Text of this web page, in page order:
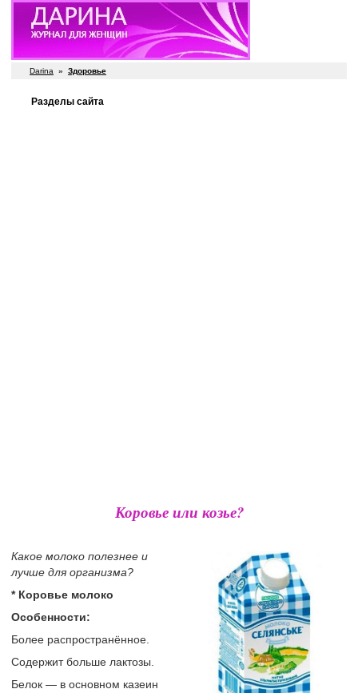
Darina » Здоровье
Разделы сайта
Коровье или козье?
Какое молоко полезнее и
лучше для организма?
* Коровье молоко
Особенности:
Более распространённое.
Содержит больше лактозы.
Белок — в основном казеин